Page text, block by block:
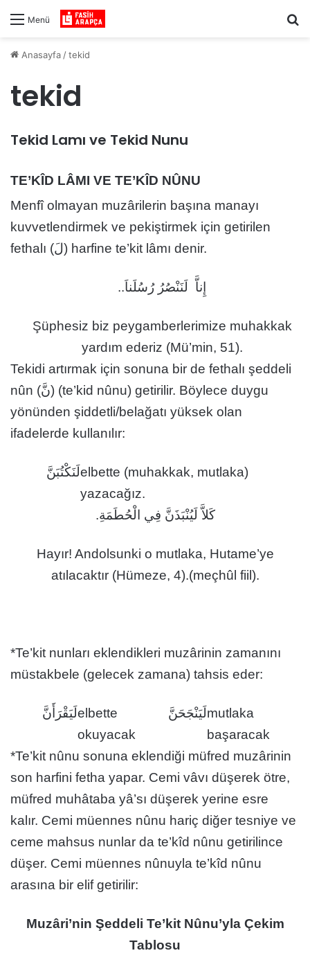
Menü
Anasayfa /tekid
tekid
Tekid Lamı ve Tekid Nunu
TE’KÎD LÂMI VE TE’KÎD NÛNU
Menfî olmayan muzârilerin başına manayı
kuvvetlendirmek ve pekiştirmek için getirilen
fethalı (لَ) harfine te’kit lâmı denir.
إِناَّ لَنَنْصُرُ رُسُلَناَ..
Şüphesiz biz peygamberlerimize muhakkak
yardım ederiz (Mü’min, 51).
Tekidi artırmak için sonuna bir de fethalı şeddeli
nûn (نَّ) (te’kid nûnu) getirilir. Böylece duygu
yönünden şiddetli/belağatı yüksek olan
ifadelerde kullanılır:
لَنَكْتُبَنَّelbette (muhakkak, mutlaka)
yazacağız.
كَلاَّ لَيُنْبَذَنَّ فِي الْحُطَمَةِ.
Hayır! Andolsunki o mutlaka, Hutame’ye
atılacaktır (Hümeze, 4).(meçhûl fiil).
*Te’kit nunları eklendikleri muzârinin zamanını
müstakbele (gelecek zamana) tahsis eder:
لَيَقْرَأَنَّelbette
okuyacak
لَيَنْجَحَنَّmutlaka
başaracak
*Te’kit nûnu sonuna eklendiği müfred muzârinin
son harfini fetha yapar. Cemi vâvı düşerek ötre,
müfred muhâtaba yâ’sı düşerek yerine esre
kalır. Cemi müennes nûnu hariç diğer tesniye ve
ceme mahsus nunlar da te’kîd nûnu getirilince
düşer. Cemi müennes nûnuyla te’kîd nûnu
arasına bir elif getirilir:
Muzâri’nin Şeddeli Te’kit Nûnu’yla Çekim
Tablosu